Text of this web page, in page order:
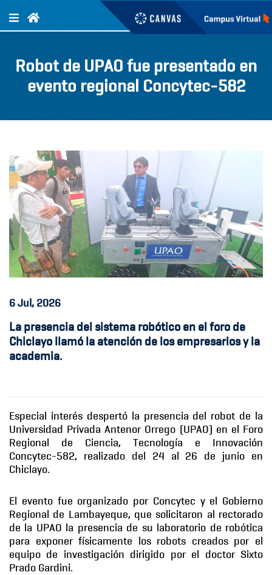
Robot de UPAO fue presentado en
evento regional Concytec-582
6Jul, 2026
La presencia del sistema robótico en el foro de
Chiclayo llamó la atención de los empresarios y la
academia.
Especial interés despertó la presencia del robot de la
Universidad Privada Antenor Orrego (UPAO) en el Foro
Regional de Ciencia, Tecnología e Innovación
Concytec-582, realizado del 24 al 26 de junio en
Chiclayo.
El evento fue organizado por Concytec y el Gobierno
Regional de Lambayeque, que solicitaron al rectorado
de la UPAO la presencia de su laboratorio de robótica
para exponer físicamente los robots creados por el
equipo de investigación dirigido por el doctor Sixto
Prado Gardini.